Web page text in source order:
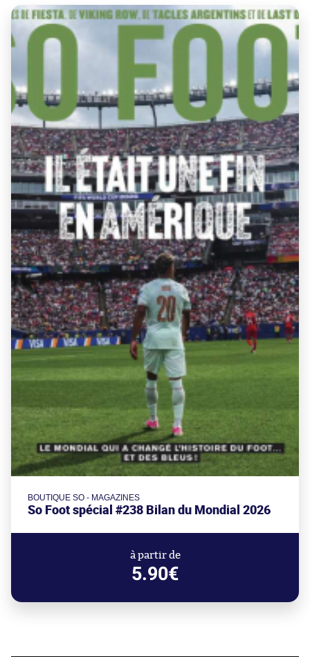
BOUTIQUE SO - MAGAZINES
So Foot spécial #238 Bilan du Mondial 2026
à partir de
5.90€